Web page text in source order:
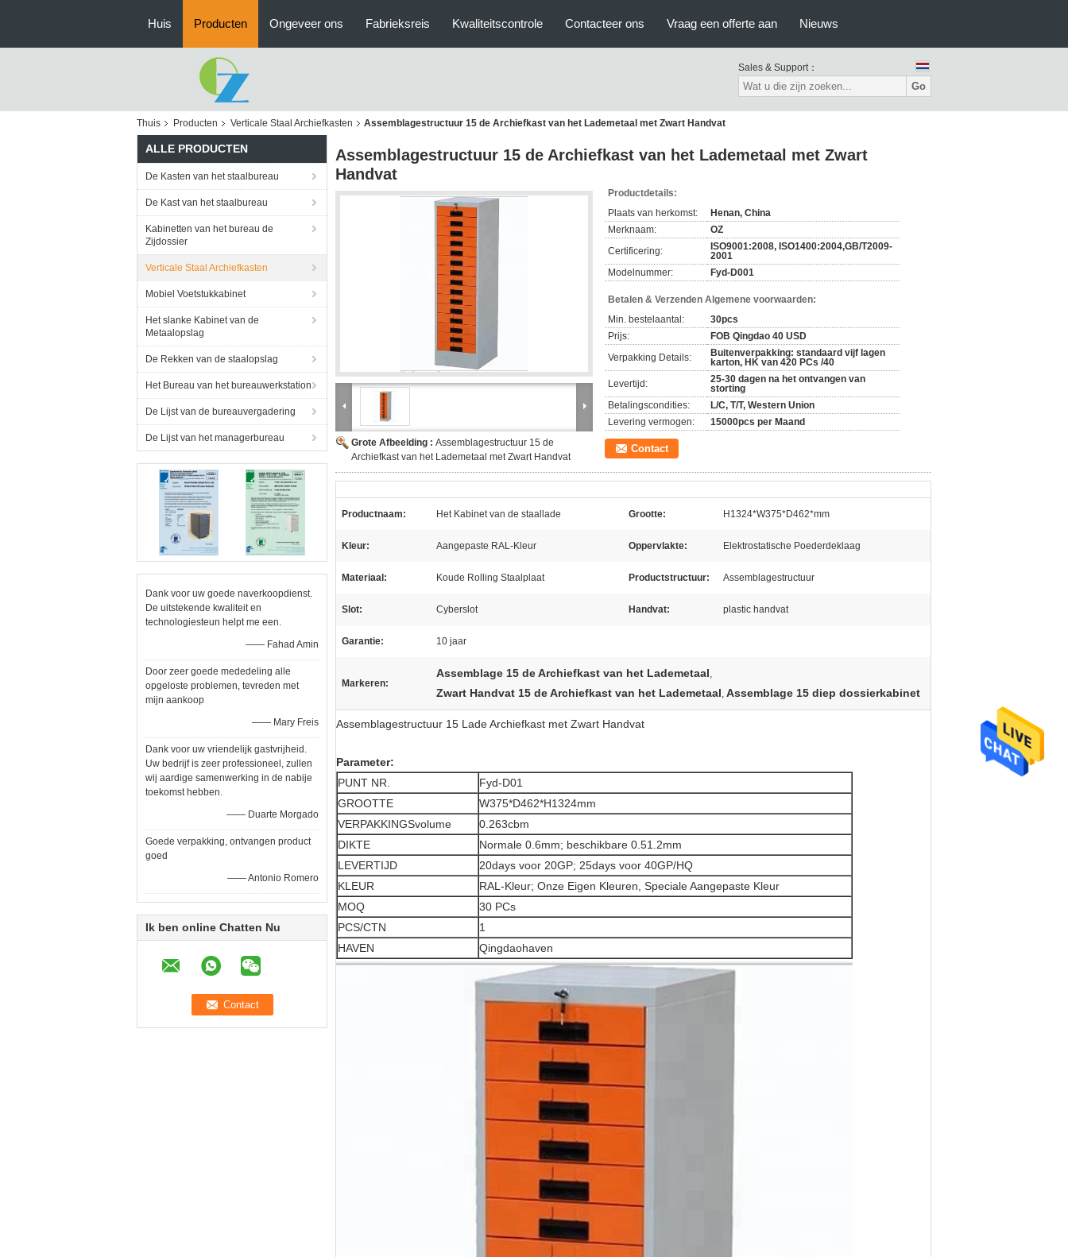
Huis Producten Ongeveer ons Fabrieksreis Kwaliteitscontrole Contacteer ons Vraag een offerte aan Nieuws
Sales & Support：
Go
Thuis Producten Verticale Staal Archiefkasten Assemblagestructuur 15 de Archiefkast van het Lademetaal met Zwart Handvat
ALLE PRODUCTEN
De Kasten van het staalbureau
De Kast van het staalbureau
Kabinetten van het bureau de
Zijdossier
Verticale Staal Archiefkasten
Mobiel Voetstukkabinet
Het slanke Kabinet van de
Metaalopslag
De Rekken van de staalopslag
Het Bureau van het bureauwerkstation
De Lijst van de bureauvergadering
De Lijst van het managerbureau
Dank voor uw goede naverkoopdienst.
De uitstekende kwaliteit en
technologiesteun helpt me een.
—— Fahad Amin
Door zeer goede mededeling alle
opgeloste problemen, tevreden met
mijn aankoop
—— Mary Freis
Dank voor uw vriendelijk gastvrijheid.
Uw bedrijf is zeer professioneel, zullen
wij aardige samenwerking in de nabije
toekomst hebben.
—— Duarte Morgado
Goede verpakking, ontvangen product
goed
—— Antonio Romero
Ik ben online Chatten Nu
Assemblagestructuur 15 de Archiefkast van het Lademetaal met Zwart
Handvat
Grote Afbeelding : Assemblagestructuur 15 de
Archiefkast van het Lademetaal met Zwart Handvat
Productdetails:
Plaats van herkomst:
Henan, China
Merknaam:
OZ
Certificering:
ISO9001:2008, ISO1400:2004,GB/T2009-
2001
Modelnummer:
Fyd-D001
Betalen & Verzenden Algemene voorwaarden:
Min. bestelaantal:
30pcs
Prijs:
FOB Qingdao 40 USD
Verpakking Details:
Buitenverpakking: standaard vijf lagen
karton, HK van 420 PCs /40
Levertijd:
25-30 dagen na het ontvangen van
storting
Betalingscondities:
L/C, T/T, Western Union
Levering vermogen:
15000pcs per Maand
Contact
Productnaam: Het Kabinet van de staallade Grootte: H1324*W375*D462*mm
Kleur: Aangepaste RAL-Kleur Oppervlakte: Elektrostatische Poederdeklaag
Materiaal: Koude Rolling Staalplaat Productstructuur: Assemblagestructuur
Slot: Cyberslot Handvat: plastic handvat
Garantie: 10 jaar
Markeren:
Assemblage 15 de Archiefkast van het Lademetaal,
Zwart Handvat 15 de Archiefkast van het Lademetaal, Assemblage 15 diep dossierkabinet
Assemblagestructuur 15 Lade Archiefkast met Zwart Handvat
Parameter:
PUNT NR.
Fyd-D01
GROOTTE
W375*D462*H1324mm
VERPAKKINGSvolume
0.263cbm
DIKTE
Normale 0.6mm; beschikbare 0.51.2mm
LEVERTIJD
20days voor 20GP; 25days voor 40GP/HQ
KLEUR
RAL-Kleur; Onze Eigen Kleuren, Speciale Aangepaste Kleur
MOQ
30 PCs
PCS/CTN
1
HAVEN
Qingdaohaven